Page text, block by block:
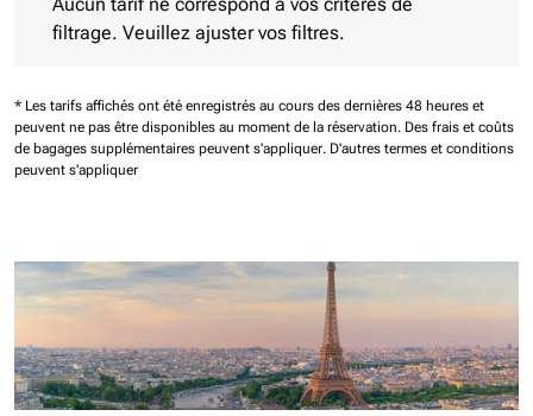
Aucun tarif ne correspond à vos critères de
filtrage. Veuillez ajuster vos filtres.
* Les tarifs affichés ont été enregistrés au cours des dernières 48 heures et
peuvent ne pas être disponibles au moment de la réservation. Des frais et coûts
de bagages supplémentaires peuvent s'appliquer. D'autres termes et conditions
peuvent s'appliquer